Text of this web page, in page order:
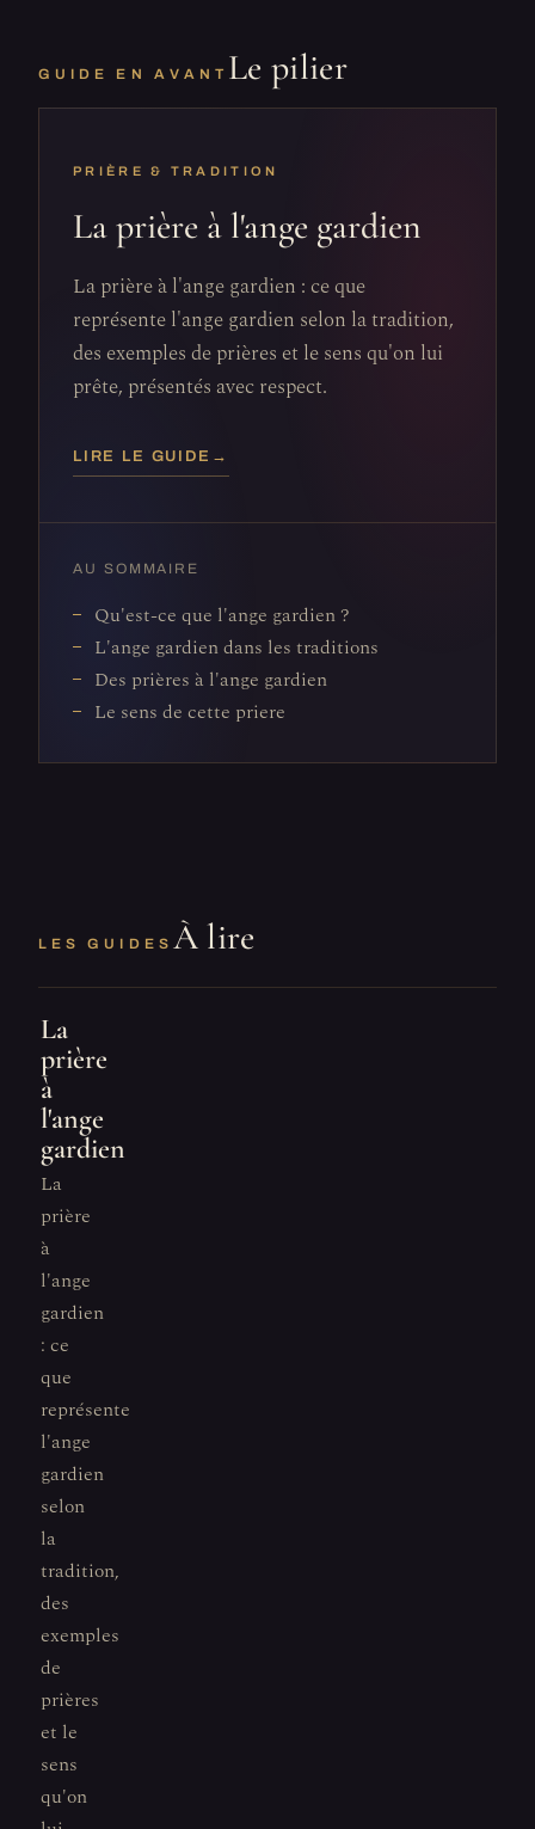
GUIDE EN AVANT Le pilier
PRIÈRE & TRADITION
La prière à l'ange gardien
La prière à l'ange gardien : ce que
représente l'ange gardien selon la tradition,
des exemples de prières et le sens qu'on lui
prête, présentés avec respect.
LIRE LE GUIDE →
AU SOMMAIRE
Qu'est-ce que l'ange gardien ?
L'ange gardien dans les traditions
Des prières à l'ange gardien
Le sens de cette priere
LES GUIDES À lire
La
prière
à
l'ange
gardien
La
prière
à
l'ange
gardien
: ce
que
représente
l'ange
gardien
selon
la
tradition,
des
exemples
de
prières
et le
sens
qu'on